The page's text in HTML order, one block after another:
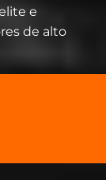
e
de alto